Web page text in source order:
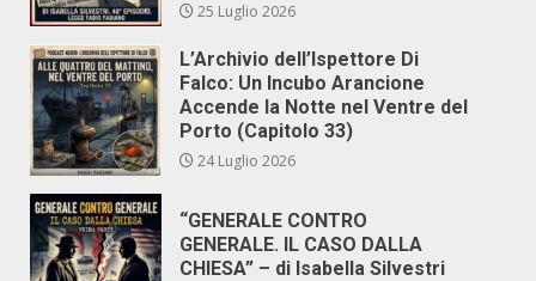
25 Luglio 2026
L’Archivio dell’Ispettore Di
Falco: Un Incubo Arancione
Accende la Notte nel Ventre del
Porto (Capitolo 33)
24 Luglio 2026
“GENERALE CONTRO
GENERALE. IL CASO DALLA
CHIESA” – di Isabella Silvestri